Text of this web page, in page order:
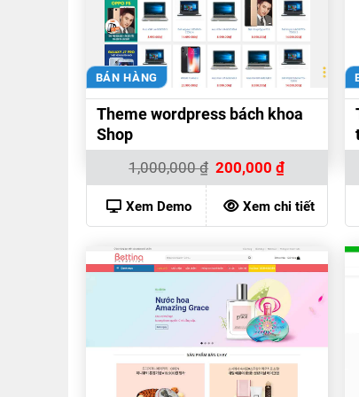
BÁN HÀNG
Theme wordpress bách khoa
Shop
1,000,000₫ Giá
gốc
là:
1,000,000 ₫.
200,000₫Giá
tại
là:
200,000 ₫.
Xem Demo Xem chi tiết